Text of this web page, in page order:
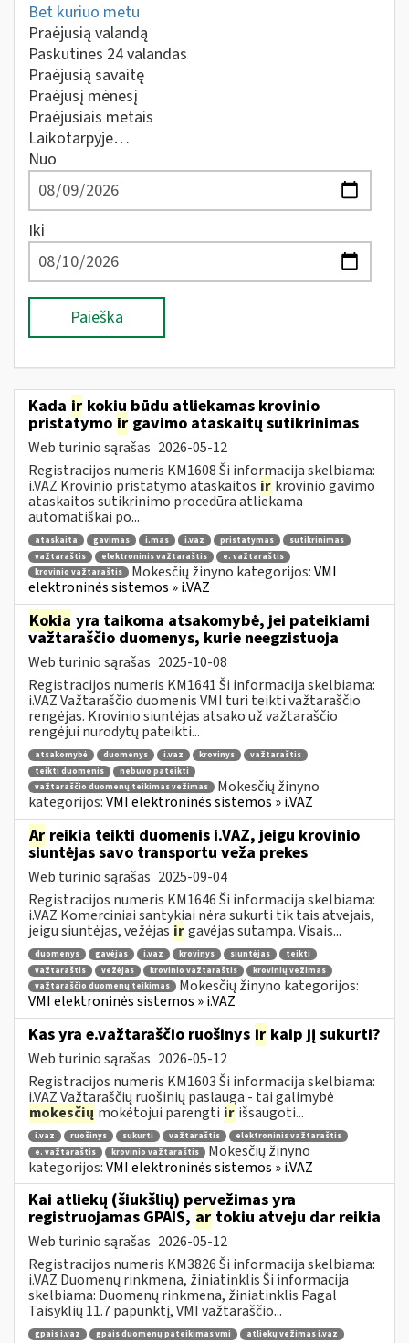
Bet kuriuo metu
Praėjusią valandą
Paskutines 24 valandas
Praėjusią savaitę
Praėjusį mėnesį
Praėjusiais metais
Laikotarpyje…
Nuo
Iki
Paieška
Kada ir kokiu būdu atliekamas krovinio
pristatymo ir gavimo ataskaitų sutikrinimas
Web turinio sąrašas 2026-05-12
Registracijos numeris KM1608 Ši informacija skelbiama:
i.VAZ Krovinio pristatymo ataskaitos ir krovinio gavimo
ataskaitos sutikrinimo procedūra atliekama
automatiškai po...
ataskaita gavimas i.mas i.vaz pristatymas
sutikrinimas
važtaraštis
elektroninis važtaraštis
e. važtaraštis
krovinio važtaraštis
Mokesčių žinyno kategorijos:VMI
elektroninės sistemos » i.VAZ
Kokia yra taikoma atsakomybė, jei pateikiami
važtaraščio duomenys, kurie neegzistuoja
Web turinio sąrašas 2025-10-08
Registracijos numeris KM1641 Ši informacija skelbiama:
i.VAZ Važtaraščio duomenis VMI turi teikti važtaraščio
rengėjas. Krovinio siuntėjas atsako už važtaraščio
rengėjui nurodytų pateikti...
atsakomybė duomenys i.vaz krovinys
važtaraštis
teikti duomenis
nebuvo pateikti
važtaraščio duomenų teikimas vežimas
Mokesčių žinyno
kategorijos:VMI elektroninės sistemos » i.VAZ
Ar reikia teikti duomenis i.VAZ, jeigu krovinio
siuntėjas savo transportu veža prekes
Web turinio sąrašas 2025-09-04
Registracijos numeris KM1646 Ši informacija skelbiama:
i.VAZ Komerciniai santykiai nėra sukurti tik tais atvejais,
jeigu siuntėjas, vežėjas irgavėjas sutampa. Visais...
duomenys gavėjas i.vaz krovinys siuntėjas
teikti
važtaraštis
vežėjas krovinio važtaraštis
krovinių vežimas
važtaraščio duomenų teikimas
Mokesčių žinyno kategorijos:
VMI elektroninės sistemos » i.VAZ
Kas yra e.važtaraščio ruošinys ir kaip jį sukurti?
Web turinio sąrašas 2026-05-12
Registracijos numeris KM1603 Ši informacija skelbiama:
i.VAZ Važtaraščių ruošinių paslauga - tai galimybė
mokesčių mokėtojui parengti ir išsaugoti...
i.vaz ruošinys sukurti važtaraštis
elektroninis važtaraštis
e. važtaraštis
krovinio važtaraštis
Mokesčių žinyno
kategorijos:VMI elektroninės sistemos » i.VAZ
Kai atliekų (šiukšlių) pervežimas yra
registruojamas GPAIS, ar tokiu atveju dar reikia
Web turinio sąrašas 2026-05-12
Registracijos numeris KM3826 Ši informacija skelbiama:
i.VAZ Duomenų rinkmena, žiniatinklis Ši informacija
skelbiama: Duomenų rinkmena, žiniatinklis Pagal
Taisyklių 11.7 papunktį, VMI važtaraščio...
gpais i.vaz gpais duomenų pateikimas vmi atliekų vežimas i.vaz